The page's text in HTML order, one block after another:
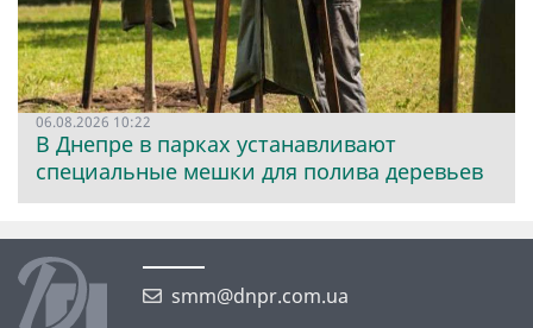
06.08.2026 10:22
В Днепре в парках устанавливают
специальные мешки для полива деревьев
smm@dnpr.com.ua